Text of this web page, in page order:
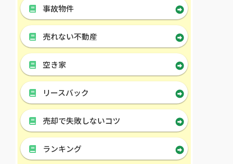
事故物件
売れない不動産
空き家
リースバック
売却で失敗しないコツ
ランキング